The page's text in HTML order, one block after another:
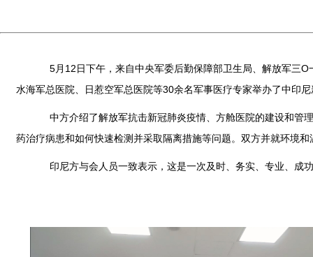
5月12日下午，来自中央军委后勤保障部卫生局、解放军三O
水海军总医院、日惹空军总医院等30余名军事医疗专家举办了中印
中方介绍了解放军抗击新冠肺炎疫情、方舱医院的建设和管理
药治疗病患和如何快速检测并采取隔离措施等问题。双方并就环境
印尼方与会人员一致表示，这是一次及时、务实、专业、成